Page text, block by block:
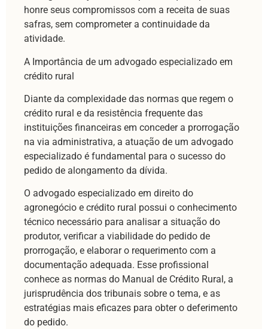
honre seus compromissos com a receita de suas
safras, sem comprometer a continuidade da
atividade.
A Importância de um advogado especializado em
crédito rural
Diante da complexidade das normas que regem o
crédito rural e da resistência frequente das
instituições financeiras em conceder a prorrogação
na via administrativa, a atuação de um advogado
especializado é fundamental para o sucesso do
pedido de alongamento da dívida.
O advogado especializado em direito do
agronegócio e crédito rural possui o conhecimento
técnico necessário para analisar a situação do
produtor, verificar a viabilidade do pedido de
prorrogação, e elaborar o requerimento com a
documentação adequada. Esse profissional
conhece as normas do Manual de Crédito Rural, a
jurisprudência dos tribunais sobre o tema, e as
estratégias mais eficazes para obter o deferimento
do pedido.